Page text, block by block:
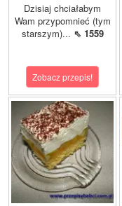
Dzisiaj chciałabym
Wam przypomnieć (tym
starszym)... ⇖ 1559
Zobacz przepis!